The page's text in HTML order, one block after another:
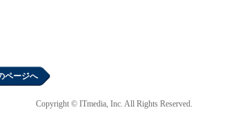
ページへ
Copyright © ITmedia, Inc. All Rights Reserved.